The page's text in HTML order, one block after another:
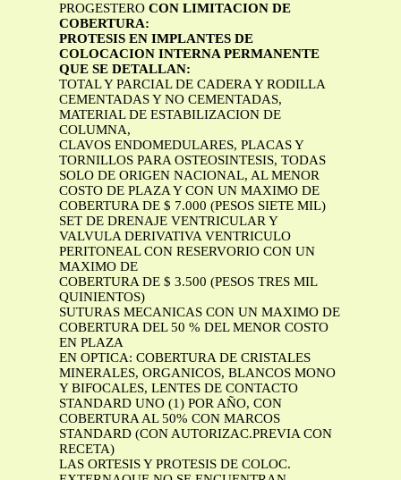
CON LIMITACION DE
COBERTURA:
PROTESIS EN IMPLANTES DE
COLOCACION INTERNA PERMANENTE
QUE SE DETALLAN:
TOTAL Y PARCIAL DE CADERA Y RODILLA
CEMENTADAS Y NO CEMENTADAS,
MATERIAL DE ESTABILIZACION DE
COLUMNA,
CLAVOS ENDOMEDULARES, PLACAS Y
TORNILLOS PARA OSTEOSINTESIS, TODAS
SOLO DE ORIGEN NACIONAL, AL MENOR
COSTO DE PLAZA Y CON UN MAXIMO DE
COBERTURA DE $ 7.000 (PESOS SIETE MIL)
SET DE DRENAJE VENTRICULAR Y
VALVULA DERIVATIVA VENTRICULO
PERITONEAL CON RESERVORIO CON UN
MAXIMO DE
COBERTURA DE $ 3.500 (PESOS TRES MIL
QUINIENTOS)
SUTURAS MECANICAS CON UN MAXIMO DE
COBERTURA DEL 50 % DEL MENOR COSTO
EN PLAZA
EN OPTICA: COBERTURA DE CRISTALES
MINERALES, ORGANICOS, BLANCOS MONO
Y BIFOCALES, LENTES DE CONTACTO
STANDARD UNO (1) POR AÑO, CON
COBERTURA AL 50% CON MARCOS
STANDARD (CON AUTORIZAC.PREVIA CON
RECETA)
LAS ORTESIS Y PROTESIS DE COLOC.